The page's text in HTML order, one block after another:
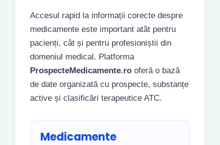
Accesul rapid la informații corecte despre
medicamente este important atât pentru
pacienți, cât și pentru profesioniștii din
domeniul medical. Platforma
ProspecteMedicamente.ro oferă o bază
de date organizată cu prospecte, substanțe
active și clasificări terapeutice ATC.
Medicamente